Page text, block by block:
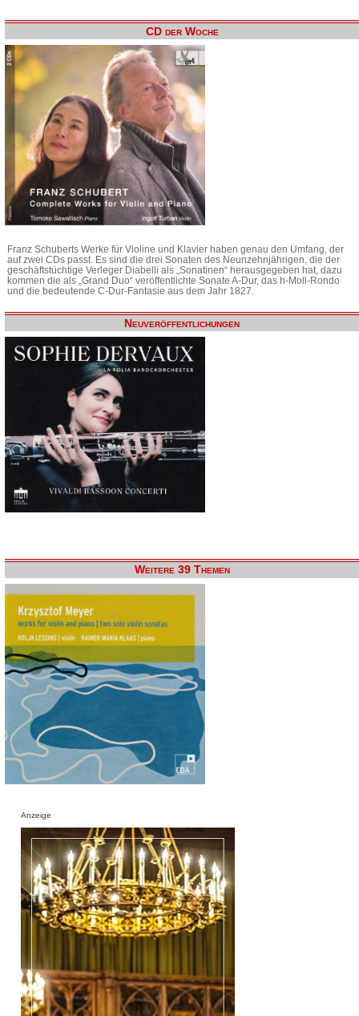
CD der Woche
Franz Schuberts Werke für Violine und Klavier haben genau den Umfang, der
auf zwei CDs passt. Es sind die drei Sonaten des Neunzehnjährigen, die der
geschäftstüchtige Verleger Diabelli als „Sonatinen“ herausgegeben hat, dazu
kommen die als „Grand Duo“ veröffentlichte Sonate A-Dur, das h-Moll-Rondo
und die bedeutende C-Dur-Fantasie aus dem Jahr 1827.
Neuveröffentlichungen
Weitere 39 Themen
Anzeige